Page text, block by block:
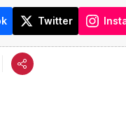
Twitter